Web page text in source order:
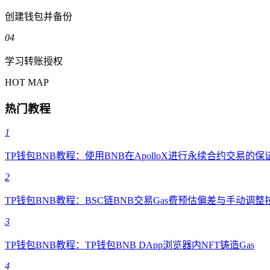
创建钱包并备份
04
学习转账授权
HOT MAP
热门教程
1
TP钱包BNB教程：使用BNB在ApolloX进行永续合约交易的保
2
TP钱包BNB教程：BSC链BNB交易Gas费预估偏差与手动调整
3
TP钱包BNB教程：TP钱包BNB DApp浏览器内NFT铸造Gas
4